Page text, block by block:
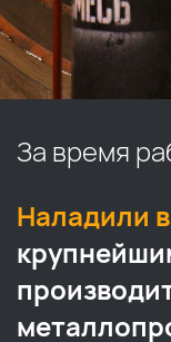
За время
Наладили